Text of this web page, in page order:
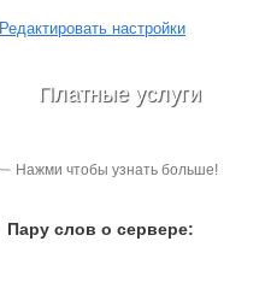
Редактировать настройки
Платные услуги
Нажми чтобы узнать больше!
Пару слов о сервере: